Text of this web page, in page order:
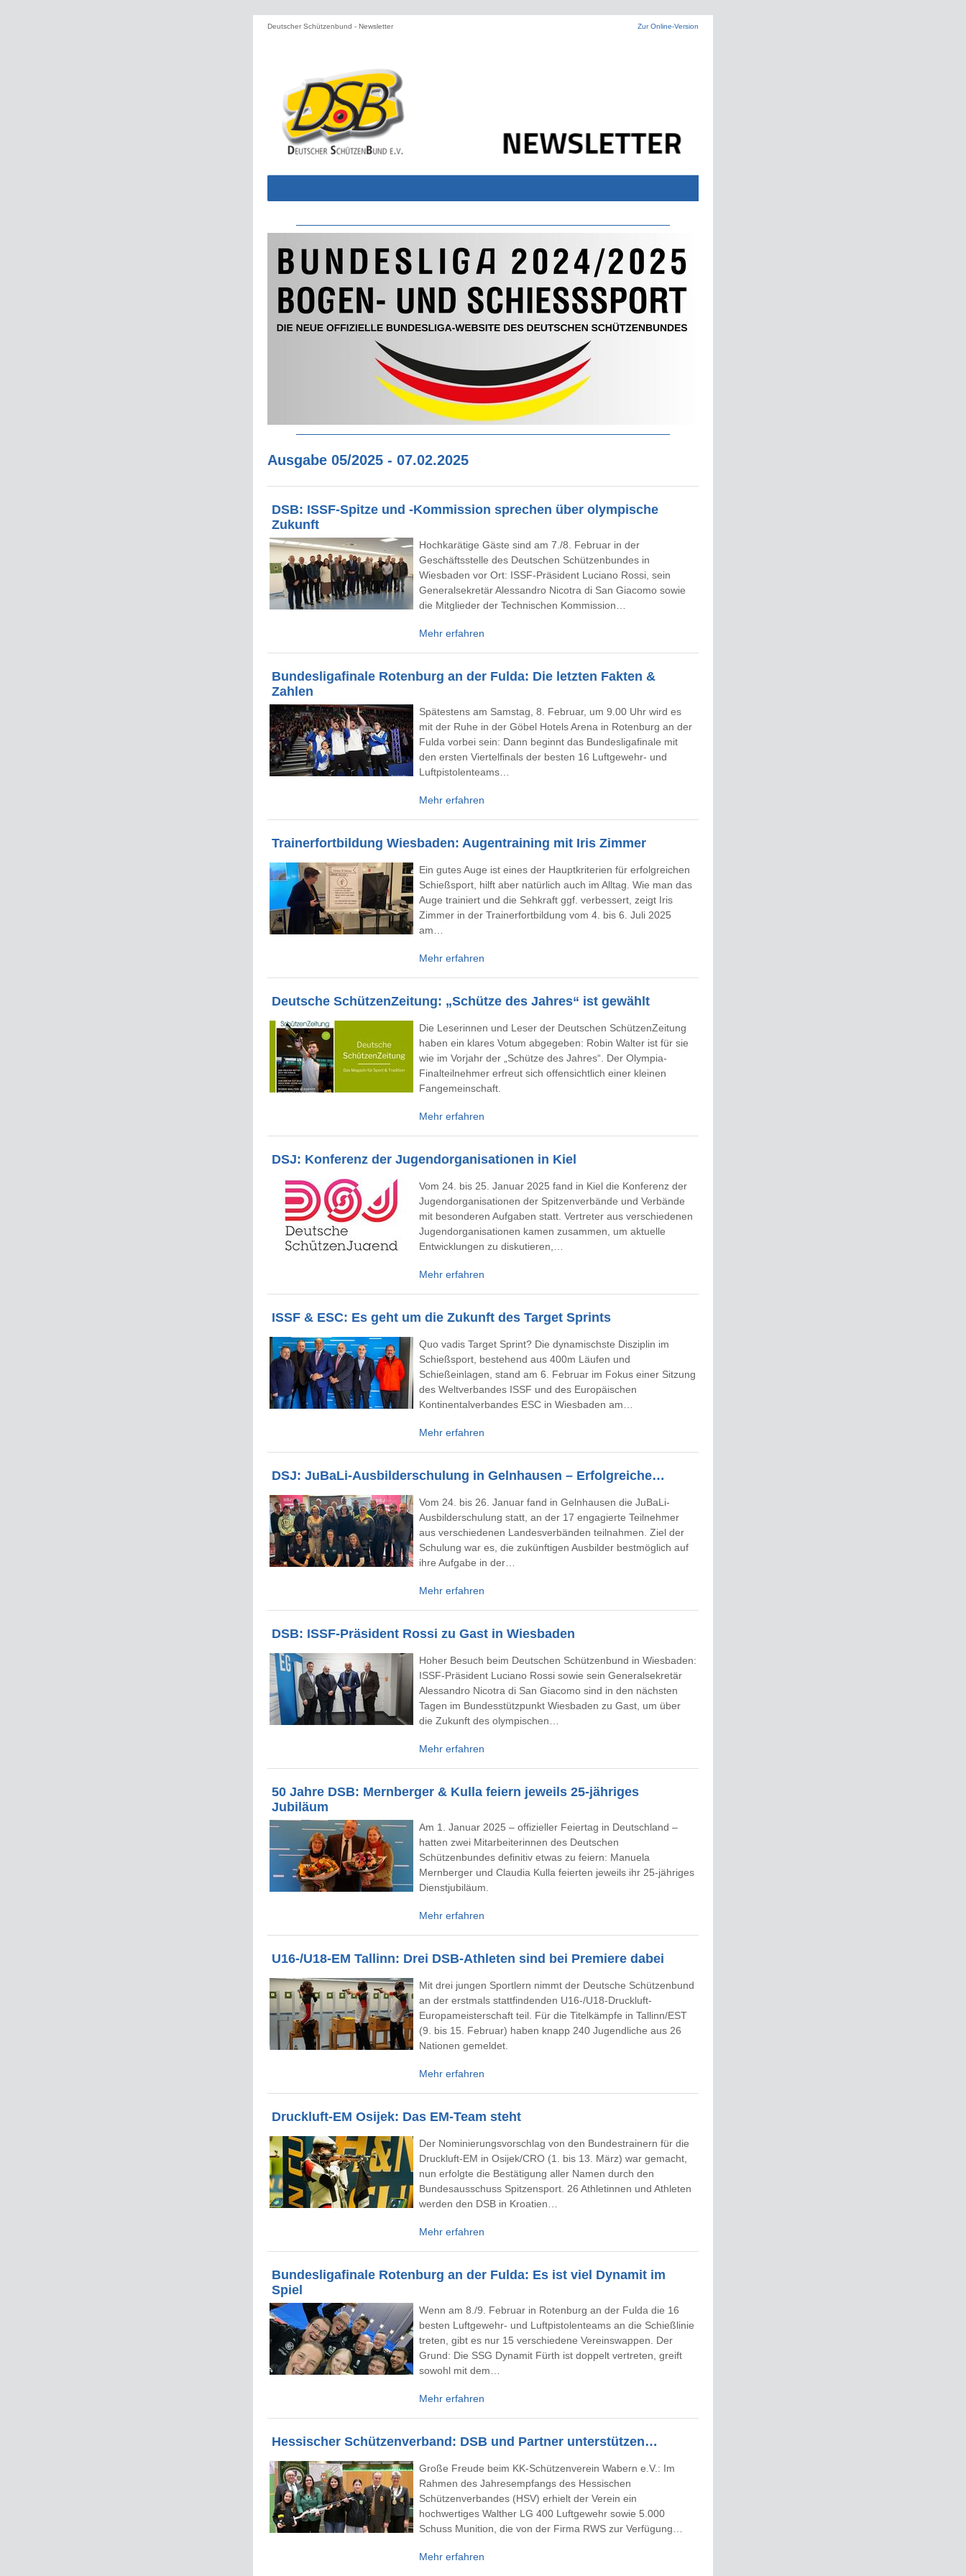
Deutscher Schützenbund - Newsletter Zur Online-Version
Ausgabe 05/2025 - 07.02.2025
DSB: ISSF-Spitze und -Kommission sprechen über olympische
Zukunft
Hochkarätige Gäste sind am 7./8. Februar in der
Geschäftsstelle des Deutschen Schützenbundes in
Wiesbaden vor Ort: ISSF-Präsident Luciano Rossi, sein
Generalsekretär Alessandro Nicotra di San Giacomo sowie
die Mitglieder der Technischen Kommission…
Mehr erfahren
Bundesligafinale Rotenburg an der Fulda: Die letzten Fakten &
Zahlen
Spätestens am Samstag, 8. Februar, um 9.00 Uhr wird es
mit der Ruhe in der Göbel Hotels Arena in Rotenburg an der
Fulda vorbei sein: Dann beginnt das Bundesligafinale mit
den ersten Viertelfinals der besten 16 Luftgewehr- und
Luftpistolenteams…
Mehr erfahren
Trainerfortbildung Wiesbaden: Augentraining mit Iris Zimmer
Ein gutes Auge ist eines der Hauptkriterien für erfolgreichen
Schießsport, hilft aber natürlich auch im Alltag. Wie man das
Auge trainiert und die Sehkraft ggf. verbessert, zeigt Iris
Zimmer in der Trainerfortbildung vom 4. bis 6. Juli 2025
am…
Mehr erfahren
Deutsche SchützenZeitung: „Schütze des Jahres“ ist gewählt
Die Leserinnen und Leser der Deutschen SchützenZeitung
haben ein klares Votum abgegeben: Robin Walter ist für sie
wie im Vorjahr der „Schütze des Jahres“. Der Olympia-
Finalteilnehmer erfreut sich offensichtlich einer kleinen
Fangemeinschaft.
Mehr erfahren
DSJ: Konferenz der Jugendorganisationen in Kiel
Vom 24. bis 25. Januar 2025 fand in Kiel die Konferenz der
Jugendorganisationen der Spitzenverbände und Verbände
mit besonderen Aufgaben statt. Vertreter aus verschiedenen
Jugendorganisationen kamen zusammen, um aktuelle
Entwicklungen zu diskutieren,…
Mehr erfahren
ISSF & ESC: Es geht um die Zukunft des Target Sprints
Quo vadis Target Sprint? Die dynamischste Disziplin im
Schießsport, bestehend aus 400m Läufen und
Schießeinlagen, stand am 6. Februar im Fokus einer Sitzung
des Weltverbandes ISSF und des Europäischen
Kontinentalverbandes ESC in Wiesbaden am…
Mehr erfahren
DSJ: JuBaLi-Ausbilderschulung in Gelnhausen – Erfolgreiche…
Vom 24. bis 26. Januar fand in Gelnhausen die JuBaLi-
Ausbilderschulung statt, an der 17 engagierte Teilnehmer
aus verschiedenen Landesverbänden teilnahmen. Ziel der
Schulung war es, die zukünftigen Ausbilder bestmöglich auf
ihre Aufgabe in der…
Mehr erfahren
DSB: ISSF-Präsident Rossi zu Gast in Wiesbaden
Hoher Besuch beim Deutschen Schützenbund in Wiesbaden:
ISSF-Präsident Luciano Rossi sowie sein Generalsekretär
Alessandro Nicotra di San Giacomo sind in den nächsten
Tagen im Bundesstützpunkt Wiesbaden zu Gast, um über
die Zukunft des olympischen…
Mehr erfahren
50 Jahre DSB: Mernberger & Kulla feiern jeweils 25-jähriges
Jubiläum
Am 1. Januar 2025 – offizieller Feiertag in Deutschland –
hatten zwei Mitarbeiterinnen des Deutschen
Schützenbundes definitiv etwas zu feiern: Manuela
Mernberger und Claudia Kulla feierten jeweils ihr 25-jähriges
Dienstjubiläum.
Mehr erfahren
U16-/U18-EM Tallinn: Drei DSB-Athleten sind bei Premiere dabei
Mit drei jungen Sportlern nimmt der Deutsche Schützenbund
an der erstmals stattfindenden U16-/U18-Druckluft-
Europameisterschaft teil. Für die Titelkämpfe in Tallinn/EST
(9. bis 15. Februar) haben knapp 240 Jugendliche aus 26
Nationen gemeldet.
Mehr erfahren
Druckluft-EM Osijek: Das EM-Team steht
Der Nominierungsvorschlag von den Bundestrainern für die
Druckluft-EM in Osijek/CRO (1. bis 13. März) war gemacht,
nun erfolgte die Bestätigung aller Namen durch den
Bundesausschuss Spitzensport. 26 Athletinnen und Athleten
werden den DSB in Kroatien…
Mehr erfahren
Bundesligafinale Rotenburg an der Fulda: Es ist viel Dynamit im
Spiel
Wenn am 8./9. Februar in Rotenburg an der Fulda die 16
besten Luftgewehr- und Luftpistolenteams an die Schießlinie
treten, gibt es nur 15 verschiedene Vereinswappen. Der
Grund: Die SSG Dynamit Fürth ist doppelt vertreten, greift
sowohl mit dem…
Mehr erfahren
Hessischer Schützenverband: DSB und Partner unterstützen…
Große Freude beim KK-Schützenverein Wabern e.V.: Im
Rahmen des Jahresempfangs des Hessischen
Schützenverbandes (HSV) erhielt der Verein ein
hochwertiges Walther LG 400 Luftgewehr sowie 5.000
Schuss Munition, die von der Firma RWS zur Verfügung…
Mehr erfahren